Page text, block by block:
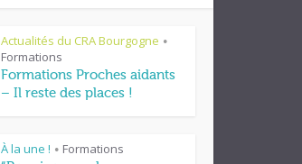
Actualités du CRA Bourgogne •
Formations
Formations Proches aidants
– Il reste des places !
À la une ! • Formations